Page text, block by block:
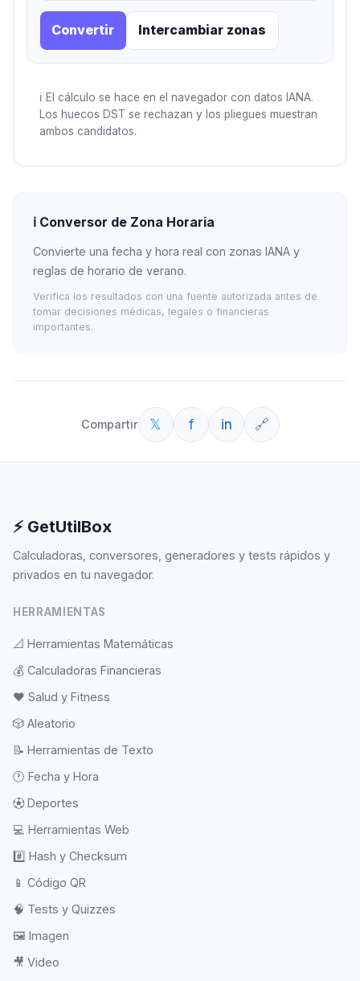
Convertir Intercambiar zonas
ℹ️ El cálculo se hace en el navegador con datos IANA.
Los huecos DST se rechazan y los pliegues muestran
ambos candidatos.
ℹ️ Conversor de Zona Horaria
Convierte una fecha y hora real con zonas IANA y
reglas de horario de verano.
Verifica los resultados con una fuente autorizada antes de
tomar decisiones médicas, legales o financieras
importantes.
Compartir 𝕏 f in 🔗
⚡ GetUtilBox
Calculadoras, conversores, generadores y tests rápidos y
privados en tu navegador.
HERRAMIENTAS
📐 Herramientas Matemáticas
💰 Calculadoras Financieras
❤️ Salud y Fitness
🎲 Aleatorio
📝 Herramientas de Texto
🕐 Fecha y Hora
⚽ Deportes
💻 Herramientas Web
#️⃣ Hash y Checksum
📱 Código QR
🧠 Tests y Quizzes
🖼️ Imagen
🎥 Video